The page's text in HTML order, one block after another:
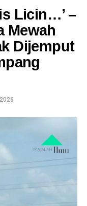
Licin…’ –
Mewah
Dijemput